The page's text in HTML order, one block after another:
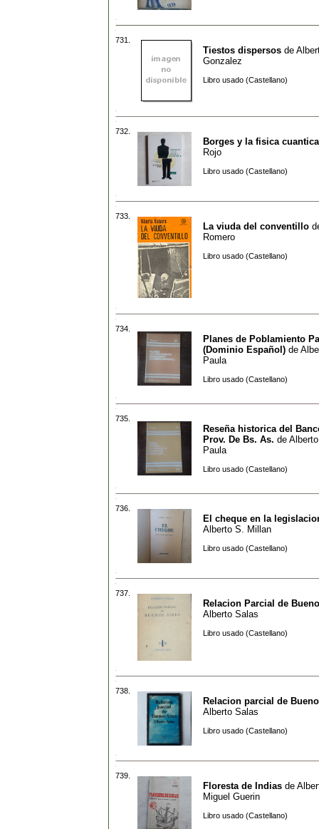
731.
Tiestos dispersos de
Gonzalez
Libro usado (Castellano)
732.
Borges y la fisica cuantica
Rojo
Libro usado (Castellano)
733.
La viuda del conventillo
Romero
Libro usado (Castellano)
734.
Planes de Poblamiento
(Dominio Español) de
Paula
Libro usado (Castellano)
735.
Reseña historica del
Prov. De Bs. As. de
Paula
Libro usado (Castellano)
736.
El cheque en la
Alberto S. Millan
Libro usado (Castellano)
737.
Relacion Parcial de
Alberto Salas
Libro usado (Castellano)
738.
Relacion parcial de
Alberto Salas
Libro usado (Castellano)
739.
Floresta de Indias de
Miguel Guerin
Libro usado (Castellano)